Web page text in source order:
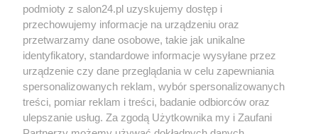
Społeczeństwo
Kultura
X Facebook Instagram Youtube
podmioty z salon24.pl uzyskujemy dostęp i
przechowujemy informacje na urządzeniu oraz
przetwarzamy dane osobowe, takie jak unikalne
identyfikatory, standardowe informacje wysyłane przez
urządzenie czy dane przeglądania w celu zapewniania
spersonalizowanych reklam, wybór spersonalizowanych
treści, pomiar reklam i treści, badanie odbiorców oraz
ulepszanie usług. Za zgodą Użytkownika my i Zaufani